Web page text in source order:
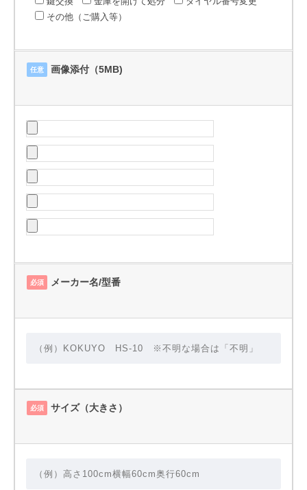
その他（ご購入等）
任意 画像添付（5MB)
必須 メーカー名/型番
必須 サイズ（大きさ）